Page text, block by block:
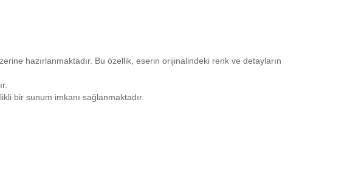
hazırlanmaktadır. Bu özellik, eserin orijinalindeki renk ve detayların
bir sunum imkanı sağlanmaktadır.